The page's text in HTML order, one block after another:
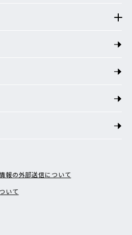
報の外部送信について
いて